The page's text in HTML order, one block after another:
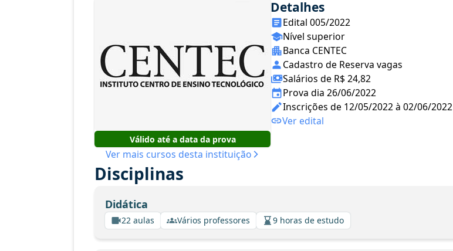
Válido até a data da prova
Ver mais cursos desta instituição
Detalhes
Edital 005/2022
Nível superior
Banca CENTEC
Cadastro de Reserva vagas
Salários de R$ 24,82
Prova dia 26/06/2022
Inscrições de 12/05/2022 à 02/06/2022
Ver edital
Disciplinas
Didática
22 aulas Vários professores 9 horas de estudo